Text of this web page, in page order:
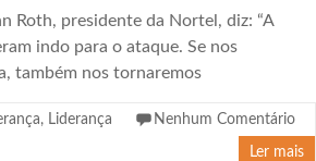
Roth, presidente da Nortel, diz: “A
indo para o ataque. Se nos
também nos tornaremos
, Liderança Nenhum Comentário
Ler mais